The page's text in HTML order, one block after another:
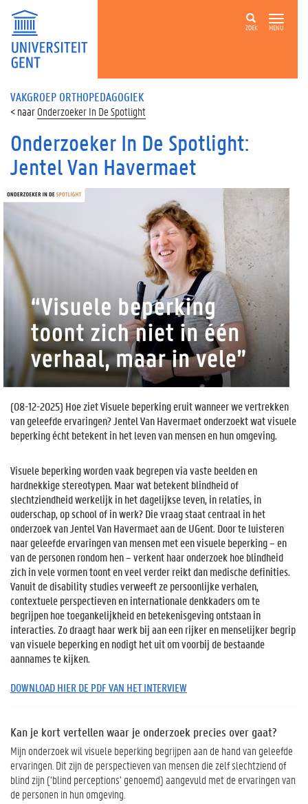
ZOEK MENU
VAKGROEP ORTHOPEDAGOGIEK
Onderzoeker In De Spotlight
Onderzoeker In De Spotlight:
Jentel Van Havermaet
(08-12-2025) Hoe ziet Visuele beperking eruit wanneer we vertrekken
van geleefde ervaringen? Jentel Van Havermaet onderzoekt wat visuele
beperking écht betekent in het leven van mensen en hun omgeving.
Visuele beperking worden vaak begrepen via vaste beelden en
hardnekkige stereotypen. Maar wat betekent blindheid of
slechtziendheid werkelijk in het dagelijkse leven, in relaties, in
ouderschap, op school of in werk? Die vraag staat centraal in het
onderzoek van Jentel Van Havermaet aan de UGent. Door te luisteren
naar geleefde ervaringen van mensen met een visuele beperking – en
van de personen rondom hen – verkent haar onderzoek hoe blindheid
zich in vele vormen toont en veel verder reikt dan medische definities.
Vanuit de disability studies verweeft ze persoonlijke verhalen,
contextuele perspectieven en internationale denkkaders om te
begrijpen hoe toegankelijkheid en betekenisgeving ontstaan in
interacties. Zo draagt haar werk bij aan een rijker en menselijker begrip
van visuele beperking en nodigt het uit om voorbij de bestaande
aannames te kijken.
DOWNLOAD HIER DE PDF VAN HET INTERVIEW
Kan je kort vertellen waar je onderzoek precies over gaat?
Mijn onderzoek wil visuele beperking begrijpen aan de hand van geleefde
ervaringen. Dit zijn de perspectieven van mensen die zelf slechtziend of
blind zijn (‘blind perceptions’ genoemd) aangevuld met de ervaringen van
de personen in hun omgeving.